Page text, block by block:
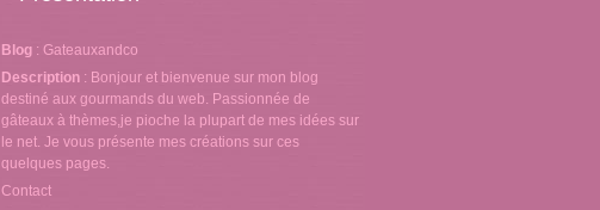
Blog : Gateauxandco
Description : Bonjour et bienvenue sur mon blog
destiné aux gourmands du web. Passionnée de
gâteaux à thèmes,je pioche la plupart de mes idées sur
le net. Je vous présente mes créations sur ces
quelques pages.
Contact